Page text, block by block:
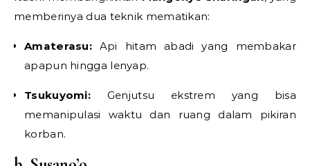
memberinya dua teknik mematikan:
Amaterasu: Api hitam abadi yang membakar
apapun hingga lenyap.
Tsukuyomi: Genjutsu ekstrem yang bisa
memanipulasi waktu dan ruang dalam pikiran
korban.